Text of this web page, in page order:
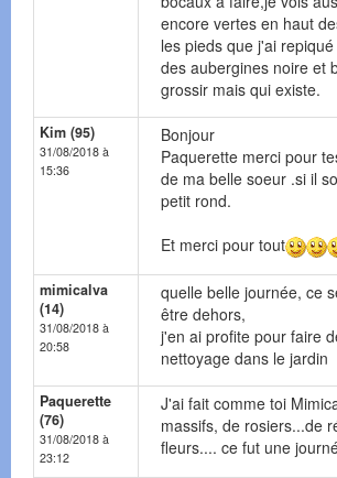
encore vertes en haut
les pieds que j'ai
des aubergines noire et
grossir mais qui existe.
Kim (95)
31/08/2018 à
15:36
Bonjour
Paquerette merci pour
de ma belle soeur .si il
petit rond.
Et merci pour tout
mimicalva
(14)
31/08/2018 à
20:58
quelle belle journée, ce
être dehors,
j'en ai profite pour faire
nettoyage dans le jardin
Paquerette
(76)
31/08/2018 à
23:12
J'ai fait comme toi
massifs, de rosiers...de
fleurs.... ce fut une